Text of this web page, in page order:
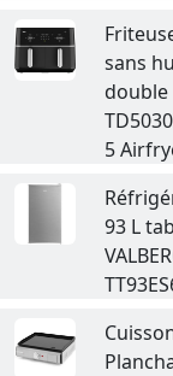
sans
double
5
93 L